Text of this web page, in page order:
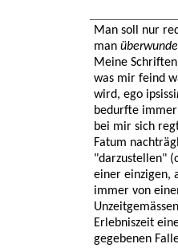
Man soll nur
man
Meine
was mir feind
wird, ego ipsissi
bedurfte immer
bei mir sich
Fatum
"darzustellen"
einer einzigen,
immer von
Erlebniszeit
gegebenen